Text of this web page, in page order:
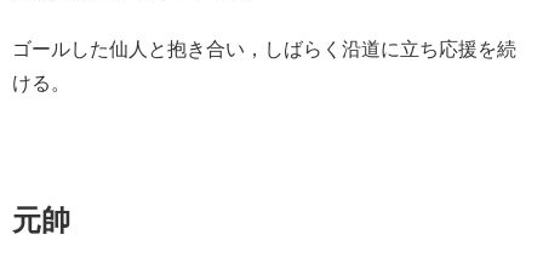
ゴールした仙人と抱き合い，しばらく沿道に立ち応援を続
ける。
元帥